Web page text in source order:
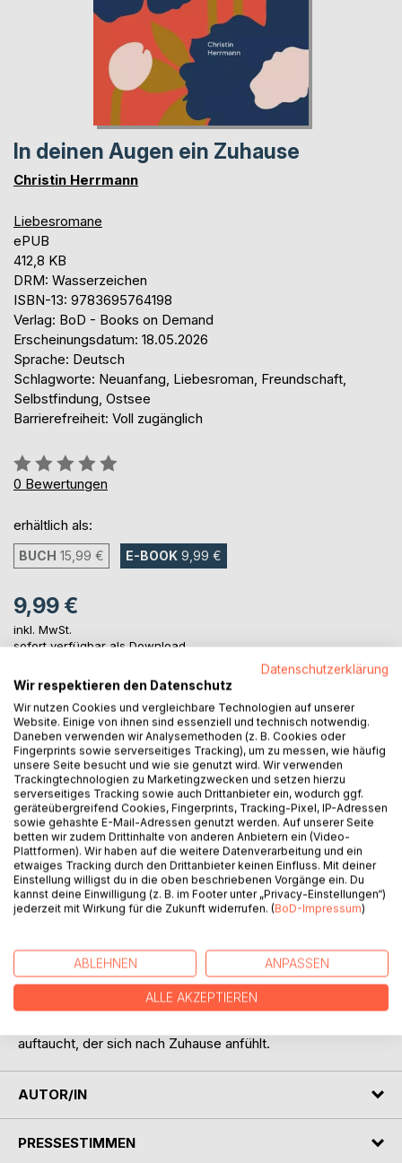
In deinen Augen ein Zuhause
Christin Herrmann
Liebesromane
ePUB
412,8 KB
DRM: Wasserzeichen
ISBN-13: 9783695764198
Verlag: BoD - Books on Demand
Erscheinungsdatum: 18.05.2026
Sprache: Deutsch
Schlagworte: Neuanfang, Liebesroman, Freundschaft,
Selbstfindung, Ostsee
Barrierefreiheit: Voll zugänglich
Bewertung::
0%
0 Bewertungen
erhältlich als:
BUCH 15,99 € E-BOOK 9,99 €
9,99 €
inkl. MwSt.
sofort verfügbar als Download
IN DEN WARENKORB
Auf die Merkliste
Titel bewerten
BESCHREIBUNG
Freund weg. Job zum Kotzen. Würde angekratzt. Marie
kämpft sich durch einen Alltag, der wehtut, demütigt und
sprachlos macht. Romantik steht dabei nun wirklich nicht
auftaucht, der sich nach Zuhause anfühlt.
AUTOR/IN
PRESSESTIMMEN
Datenschutzerklärung
Wir respektieren den Datenschutz
Wir nutzen Cookies und vergleichbare Technologien auf unserer
Website. Einige von ihnen sind essenziell und technisch notwendig.
Daneben verwenden wir Analysemethoden (z. B. Cookies oder
Fingerprints sowie serverseitiges Tracking), um zu messen, wie häufig
unsere Seite besucht und wie sie genutzt wird. Wir verwenden
Trackingtechnologien zu Marketingzwecken und setzen hierzu
serverseitiges Tracking sowie auch Drittanbieter ein, wodurch ggf.
geräteübergreifend Cookies, Fingerprints, Tracking-Pixel, IP-Adressen
sowie gehashte E-Mail-Adressen genutzt werden. Auf unserer Seite
betten wir zudem Drittinhalte von anderen Anbietern ein (Video-
Plattformen). Wir haben auf die weitere Datenverarbeitung und ein
etwaiges Tracking durch den Drittanbieter keinen Einfluss. Mit deiner
Einstellung willigst du in die oben beschriebenen Vorgänge ein. Du
kannst deine Einwilligung (z. B. im Footer unter „Privacy-Einstellungen“)
jederzeit mit Wirkung für die Zukunft widerrufen. (BoD-Impressum)
ABLEHNEN ANPASSEN
ALLE AKZEPTIEREN